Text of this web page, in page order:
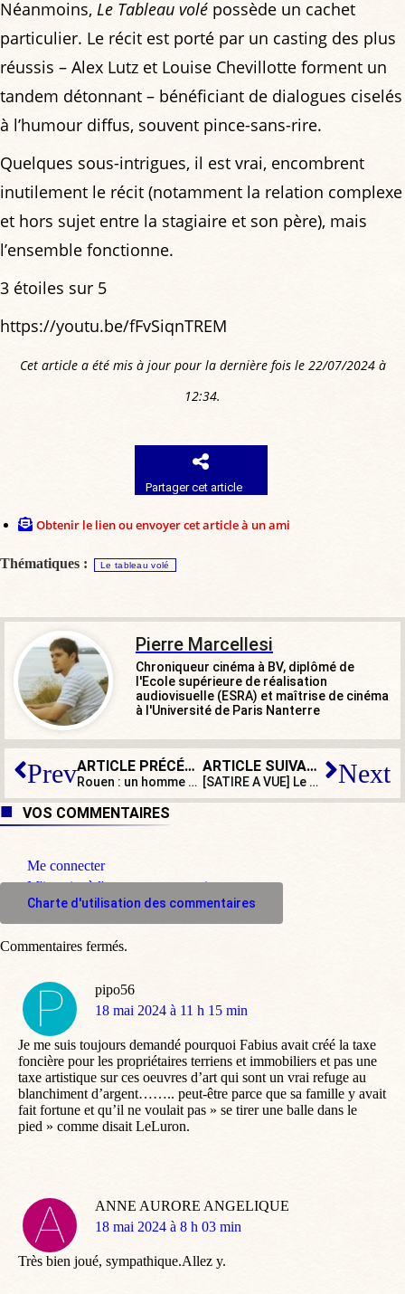
Néanmoins, Le Tableau volé possède un cachet
particulier. Le récit est porté par un casting des plus
réussis – Alex Lutz et Louise Chevillotte forment un
tandem détonnant – bénéficiant de dialogues ciselés
à l’humour diffus, souvent pince-sans-rire.
Quelques sous-intrigues, il est vrai, encombrent
inutilement le récit (notamment la relation complexe
et hors sujet entre la stagiaire et son père), mais
l’ensemble fonctionne.
3 étoiles sur 5
https://youtu.be/fFvSiqnTREM
Cet article a été mis à jour pour la dernière fois le 22/07/2024 à
12:34.
Partager cet article
Obtenir le lien ou envoyer cet article à un ami
Thématiques : Le tableau volé
Pierre Marcellesi
Chroniqueur cinéma à BV, diplômé de
l'Ecole supérieure de réalisation
audiovisuelle (ESRA) et maîtrise de cinéma
à l'Université de Paris Nanterre
Prev ARTICLE PRÉCÉDENT
Rouen : un homme abattu après avoir tenté de mettre le feu à une synagogue
ARTICLE SUIVANT
[SATIRE A VUE] Le maire de Marseille, Benoît Payan, comme chez lui à Alger ! Next
VOS COMMENTAIRES
Me connecter
M'inscrire à l'espace commentaire
Charte d'utilisation des commentaires
pipo56
dit
18 mai 2024 à 11 h 15 min
Je me suis toujours demandé pourquoi Fabius avait créé la taxe
foncière pour les propriétaires terriens et immobiliers et pas une
taxe artistique sur ces oeuvres d’art qui sont un vrai refuge au
blanchiment d’argent…….. peut-être parce que sa famille y avait
fait fortune et qu’il ne voulait pas » se tirer une balle dans le
pied » comme disait LeLuron.
ANNE AURORE ANGELIQUE
dit
18 mai 2024 à 8 h 03 min
Très bien joué, sympathique.Allez y.
Commentaires fermés.